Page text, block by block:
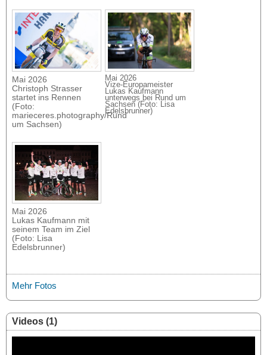
Mai 2026
Christoph Strasser
startet ins Rennen
(Foto:
marieceres.photography/Rund
um Sachsen)
Mai 2026
Vize-Europameister
Lukas Kaufmann
unterwegs bei Rund um
Sachsen (Foto: Lisa
Edelsbrunner)
Mai 2026
Lukas Kaufmann mit
seinem Team im Ziel
(Foto: Lisa
Edelsbrunner)
Mehr Fotos
Videos (1)